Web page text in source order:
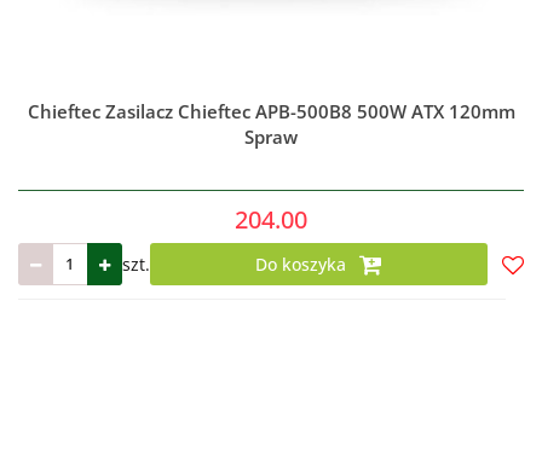
Chieftec Zasilacz Chieftec APB-500B8 500W ATX 120mm
Spraw
204.00
szt. Do koszyka